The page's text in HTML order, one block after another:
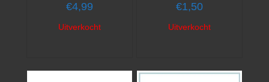
€4,99
Uitverkocht
€1,50
Uitverkocht